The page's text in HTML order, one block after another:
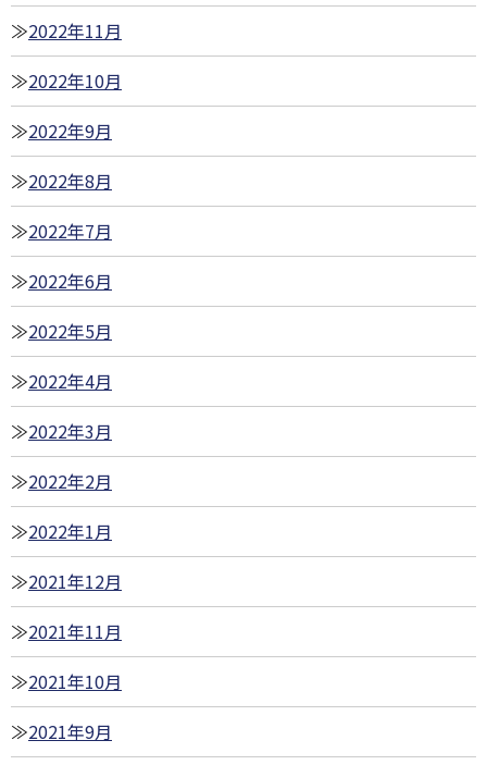
2022年11月
2022年10月
2022年9月
2022年8月
2022年7月
2022年6月
2022年5月
2022年4月
2022年3月
2022年2月
2022年1月
2021年12月
2021年11月
2021年10月
2021年9月